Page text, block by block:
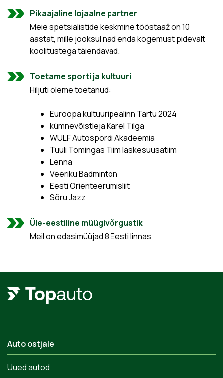
Pikaajaline lojaalne partner
Meie spetsialistide keskmine tööstaaž on 10
aastat, mille jooksul nad enda kogemust pidevalt
koolitustega täiendavad.
Toetame sporti ja kultuuri
Hiljuti oleme toetanud:
Euroopa kultuuripealinn Tartu 2024
kümnevõistleja Karel Tilga
WULF Autospordi Akadeemia
Tuuli Tomingas Tiim laskesuusatiim
Lenna
Veeriku Badminton
Eesti Orienteerumisliit
Sõru Jazz
Üle-eestiline müügivõrgustik
Meil on edasimüüjad 8 Eesti linnas
Auto ostjale
Uued autod